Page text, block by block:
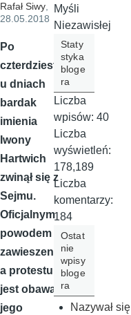
Rafał Siwy,
28.05.2018
Po
czterdziest
u dniach
bardak
imienia
Iwony
Hartwich
zwinął się z
Sejmu.
Oficjalnym
powodem
zawieszeni
a protestu
jest obawa
jego
Myśli
Niezawisłej
Staty
styka
bloge
ra
Liczba
wpisów: 40
Liczba
wyświetleń:
178,189
Liczba
komentarzy:
184
Ostat
nie
wpisy
bloge
ra
Nazywał się